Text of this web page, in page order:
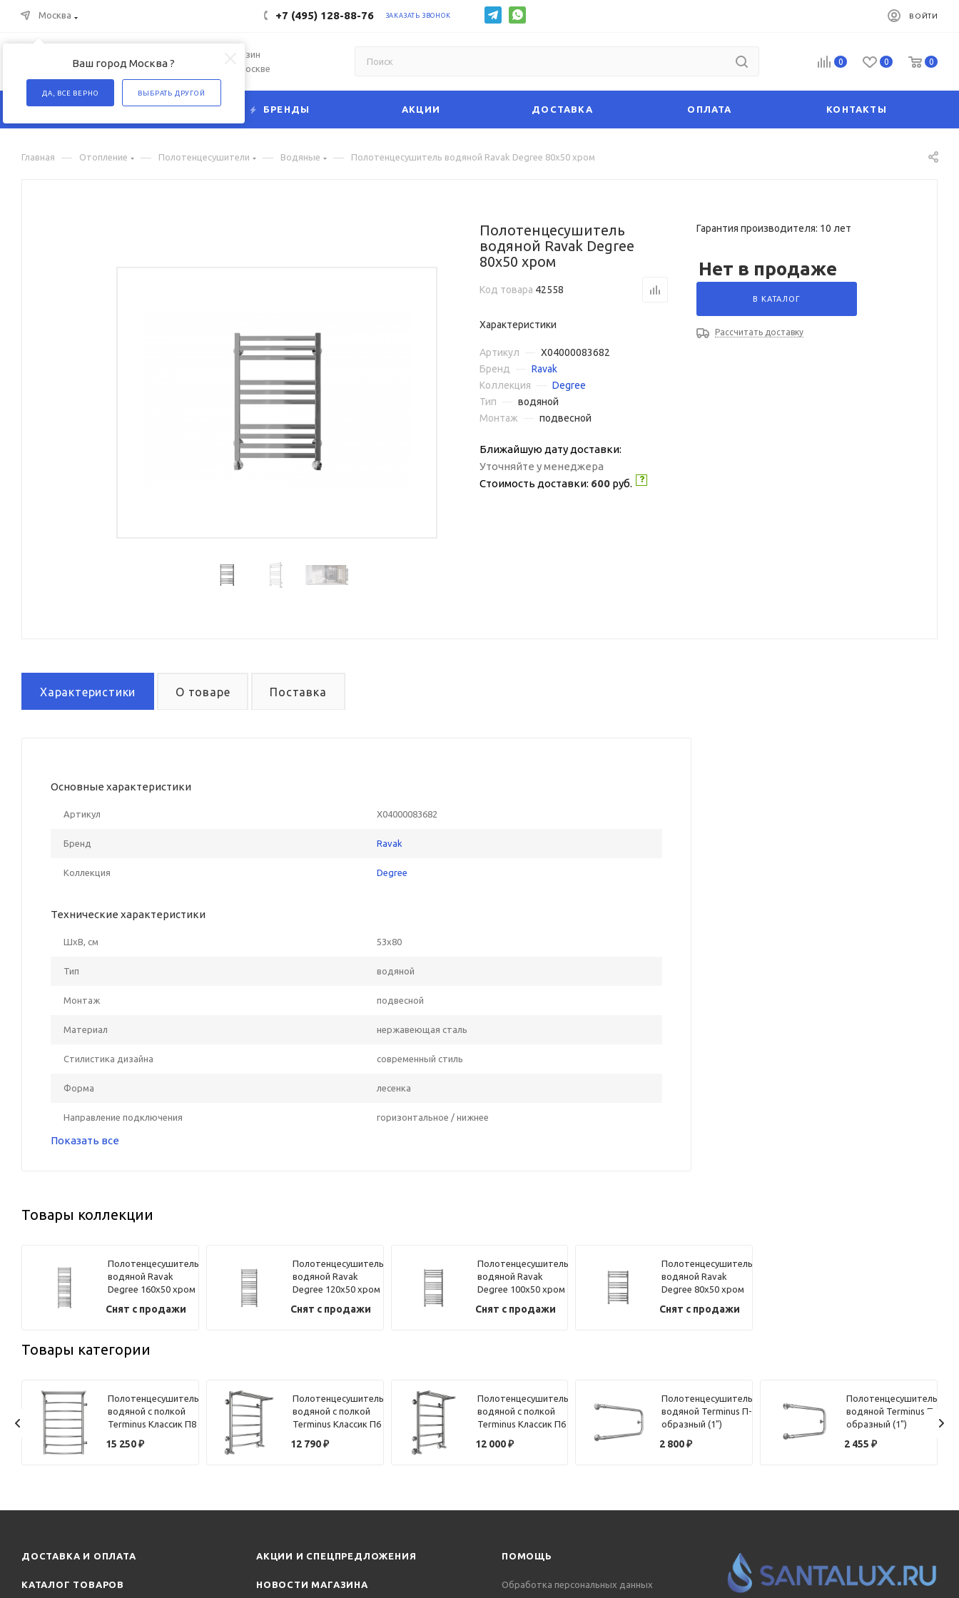
Москва
Ваш город Москва ?
ДА, ВСЕ ВЕРНО ВЫБРАТЬ ДРУГОЙ
+7 (495) 128-88-76 ЗАКАЗАТЬ ЗВОНОК ВОЙТИ
Интернет-магазин
сантехники в Москве
0 0 0
КАТАЛОГ БРЕНДЫ АКЦИИ ДОСТАВКА ОПЛАТА КОНТАКТЫ
Главная — Отопление — Полотенцесушители — Водяные — Полотенцесушитель водяной Ravak Degree 80х50 хром
Полотенцесушитель
водяной Ravak Degree
80х50 хром
Код товара 42558
Характеристики
Артикул
X04000083682
Бренд
Ravak
Коллекция
Degree
Тип
водяной
Монтаж
подвесной
Ближайшую дату доставки:
Уточняйте у менеджера
Стоимость доставки: 600 руб.
Гарантия производителя: 10 лет
Нет в продаже
В КАТАЛОГ
Рассчитать доставку
Характеристики О товаре Поставка
Основные характеристики
Артикул X04000083682
Бренд Ravak
Коллекция Degree
Технические характеристики
ШxВ, см 53x80
Тип водяной
Монтаж подвесной
Материал нержавеющая сталь
Стилистика дизайна современный стиль
Форма лесенка
Направление подключения горизонтальное / нижнее
Показать все
Товары коллекции
Полотенцесушитель
водяной Ravak
Degree 160х50 хром
Снят с продажи
Полотенцесушитель
водяной Ravak
Degree 120х50 хром
Снят с продажи
Полотенцесушитель
водяной Ravak
Degree 100х50 хром
Снят с продажи
Полотенцесушитель
водяной Ravak
Degree 80х50 хром
Снят с продажи
Товары категории
Полотенцесушитель
водяной с полкой
Terminus Классик П8
15 250₽
Полотенцесушитель
водяной с полкой
Terminus Классик П6
12 790₽
Полотенцесушитель
водяной с полкой
Terminus Классик П6
12 000₽
Полотенцесушитель
водяной Terminus П-
образный (1")
2 800₽
Полотенцесушитель
водяной Terminus П-
образный (1")
2 455 ₽
ДОСТАВКА И ОПЛАТА
КАТАЛОГ ТОВАРОВ
АКЦИИ И СПЕЦПРЕДЛОЖЕНИЯ
НОВОСТИ МАГАЗИНА
ПОМОЩЬ
Обработка персональных данных